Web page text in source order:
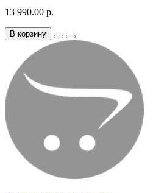
13 990.00 р.
В корзину